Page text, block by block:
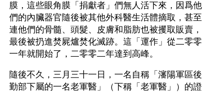
膜，這些眼角膜「捐獻者」們無人活下來，因爲他
們的內臟器官隨後被其他外科醫生活體摘取，甚至
連他們的骨髓、頭髮、皮膚和脂肪也被攫取販賣，
最後被扔進焚屍爐焚化滅跡。這「運作」從二零零
一年就開始了，二零零二年達到高峰。
隨後不久，三月三十一日，一名自稱「瀋陽軍區後
勤部下屬的一名老軍醫」（下稱「老軍醫」）的證